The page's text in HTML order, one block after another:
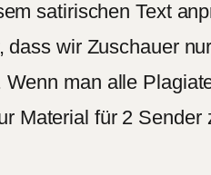
satirischen Text
wir Zuschauer
man alle
Material für 2